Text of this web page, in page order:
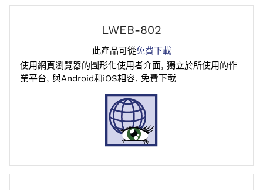
LWEB-802
此產品可從免費下載
使用網頁瀏覽器的圖形化使用者介面, 獨立於所使用的作
業平台, 與Android和iOS相容. 免費下載